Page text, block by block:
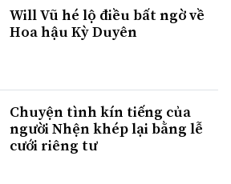
Will Vũ hé lộ điều bất ngờ về
Hoa hậu Kỳ Duyên
Chuyện tình kín tiếng của
người Nhện khép lại bằng lễ
cưới riêng tư